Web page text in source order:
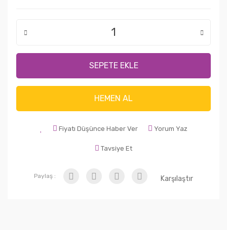
SEPETE EKLE
HEMEN AL
Fiyatı Düşünce Haber Ver Yorum Yaz
Tavsiye Et
Paylaş : Karşılaştır